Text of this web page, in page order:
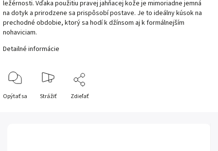
ležérnosti. Vďaka použitiu pravej jahňacej kože je mimoriadne jemná
na dotyk a prirodzene sa prispôsobí postave. Je to ideálny kúsok na
prechodné obdobie, ktorý sa hodí k džínsom aj k formálnejším
nohaviciam.
Detailné informácie
Opýtať sa Strážiť Zdieľať